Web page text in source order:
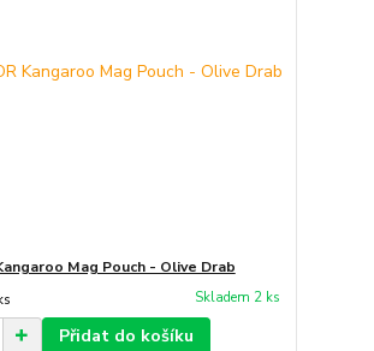
Mag Pouch - Olive Drab
Skladem 2 ks
Přidat do košíku